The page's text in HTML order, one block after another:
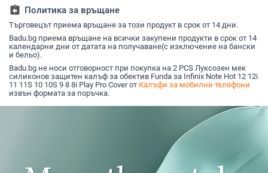
assignment_return Политика за връщане
Търговецът приема връщане за този продукт в срок от 14 дни.
Badu.bg приема връщане на всички закупени продукти в срок от 14
календарни дни от датата на получаване(с изключение на бански
и бельо).
Badu.bg не носи отговорност при покупка на 2 PCS Луксозен мек
силиконов защитен калъф за обектив Funda за Infinix Note Hot 12 12i
11 11S 10 10S 9 8 8i Play Pro Cover от Калъфи за мобилни телефони
извън формата за поръчка.